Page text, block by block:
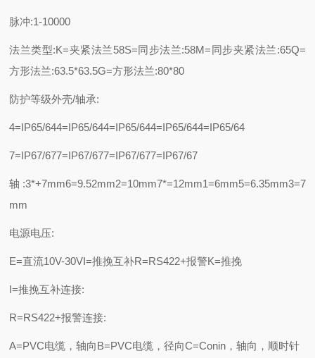
脉冲:1-10000
法兰类型:K=夹紧法兰58S=同步法兰:58M=同步夹紧法兰:65Q=
方形法兰:63.5*63.5G=方形法兰:80*80
防护等级外壳/轴承:
4=IP65/644=IP65/644=IP65/644=IP65/644=IP65/64
7=IP67/677=IP67/677=IP67/677=IP67/67
轴:3*+7mm6=9.52mm2=10mm7*=12mm1=6mm5=6.35mm3=7
mm
电源电压:
E=直流10V-30VI=推挽互补R=RS422+报警K=推挽
I=推挽互补连接:
R=RS422+报警连接:
A=PVC电缆，轴向B=PVC电缆，径向C=Conin，轴向，顺时针